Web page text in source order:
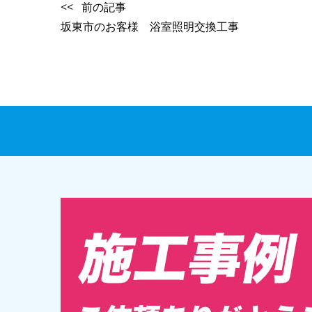
<< 前の記事
坂東市のお客様 浴室照明交換工事